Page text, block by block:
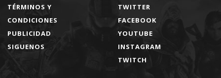
TÉRMINOS Y
CONDICIONES
PUBLICIDAD
SIGUENOS
TWITTER
FACEBOOK
YOUTUBE
INSTAGRAM
TWITCH